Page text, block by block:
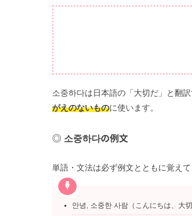
소중하다は日本語の「大切だ」と翻訳
がえのないものに使います。
소중하다の例文
単語・文法は必ず例文とともに覚え
안녕, 소중한 사람（こんにちは、大切